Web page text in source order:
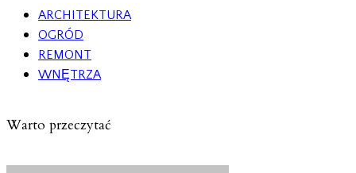
ARCHITEKTURA
OGRÓD
REMONT
WNĘTRZA
Warto przeczytać